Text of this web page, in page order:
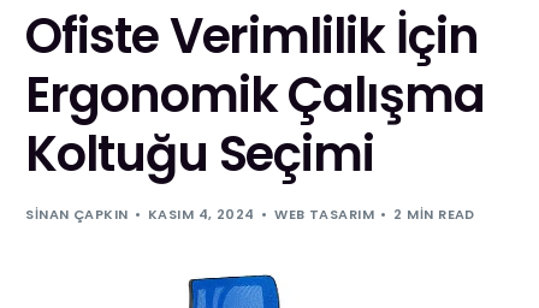
Ofiste Verimlilik İçin
Ergonomik Çalışma
Koltuğu Seçimi
SINAN ÇAPKIN KASIM 4, 2024 WEB TASARIM 2 MIN READ
webakademi